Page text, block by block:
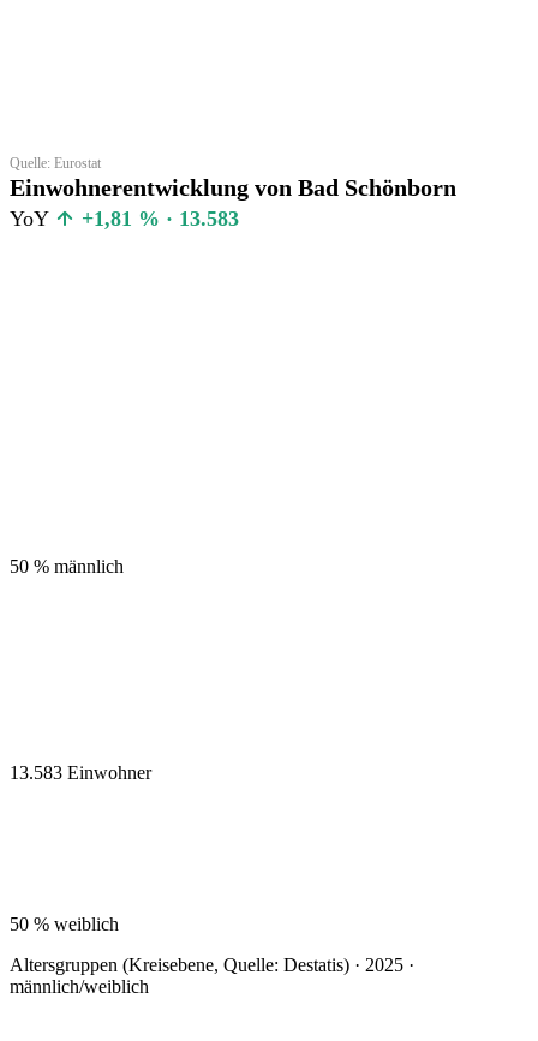
Quelle: Eurostat
Einwohnerentwicklung von Bad Schönborn
YoY +1,81 % · 13.583
50 % männlich
13.583 Einwohner
50 % weiblich
Altersgruppen (Kreisebene, Quelle: Destatis) · 2025 ·
männlich/weiblich